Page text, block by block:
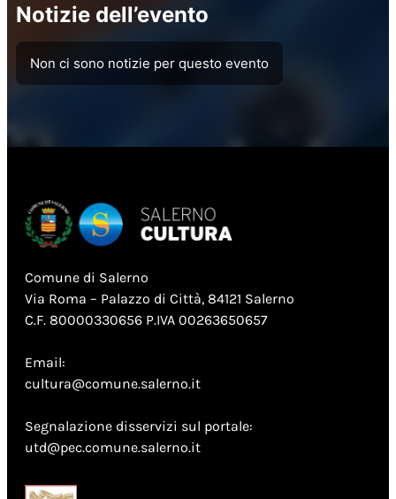
Notizie dell’evento
Non ci sono notizie per questo evento
Comune di Salerno
Via Roma – Palazzo di Città, 84121 Salerno
C.F. 80000330656 P.IVA 00263650657
Email:
cultura@comune.salerno.it
Segnalazione disservizi sul portale:
utd@pec.comune.salerno.it